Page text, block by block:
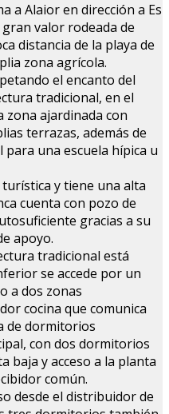
a Alaior en dirección a Es
valor rodeada de
distancia de la playa de
zona agrícola.
el encanto del
tradicional, en el
ajardinada con
terrazas, además de
una escuela hípica u
y tiene una alta
cuenta con pozo de
gracias a su
apoyo.
tradicional está
se accede por un
a dos zonas
cocina que comunica
de dormitorios
con dos dormitorios
baja y acceso a la planta
común.
desde el distribuidor de